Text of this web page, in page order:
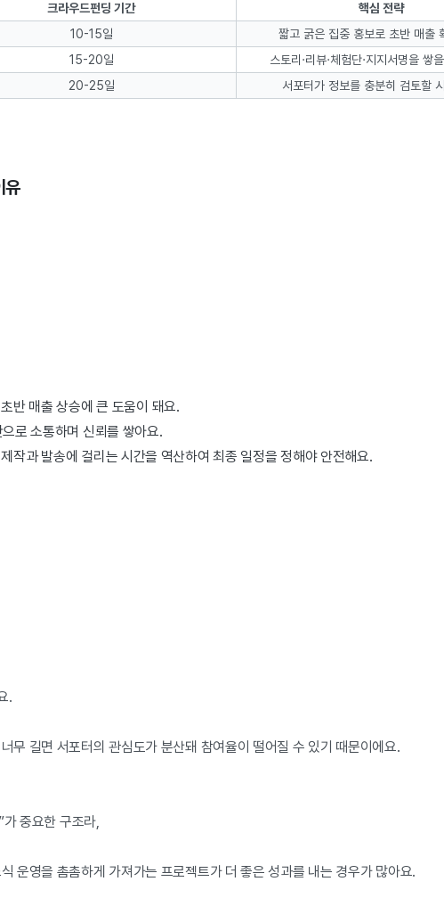
크라우드펀딩 기간
핵심 전략
10-15일
짧고 굵은 집중 홍보로 초반 매출
15-20일
스토리·리뷰·체험단·지지서명을 쌓
20-25일 서포터가 정보를 충분히 검토할
유
반 매출 상승에 큰 도움이 돼요.
로 소통하며 신뢰를 쌓아요.
작과 발송에 걸리는 시간을 역산하여 최종 일정을 정해야 안전해요.
.
무 길면 서포터의 관심도가 분산돼 참여율이 떨어질 수 있기 때문이에요.
중요한 구조라,
운영을 촘촘하게 가져가는 프로젝트가 더 좋은 성과를 내는 경우가 많아요.